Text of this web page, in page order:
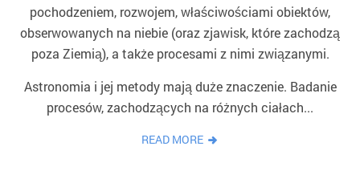
pochodzeniem, rozwojem, właściwościami obiektów,
obserwowanych na niebie (oraz zjawisk, które zachodzą
poza Ziemią), a także procesami z nimi związanymi.
Astronomia i jej metody mają duże znaczenie. Badanie
procesów, zachodzących na różnych ciałach...
READ MORE